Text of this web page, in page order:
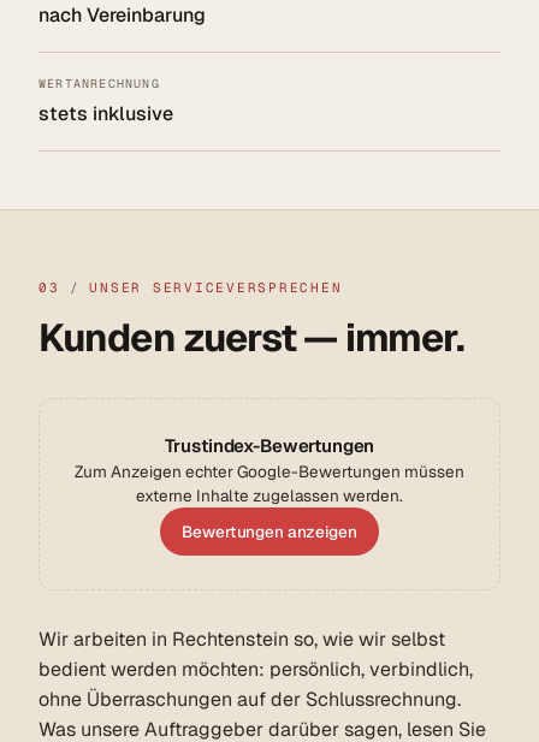
nach Vereinbarung
WERTANRECHNUNG
stets inklusive
03 / UNSER SERVICEVERSPRECHEN
Kunden zuerst — immer.
Trustindex-Bewertungen
Zum Anzeigen echter Google-Bewertungen müssen
externe Inhalte zugelassen werden.
Bewertungen anzeigen
Wir arbeiten in Rechtenstein so, wie wir selbst
bedient werden möchten: persönlich, verbindlich,
ohne Überraschungen auf der Schlussrechnung.
Was unsere Auftraggeber darüber sagen, lesen Sie